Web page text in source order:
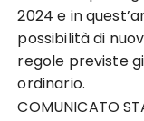
2024 e in
possibilità di
regole previste
ordinario.
COMUNICATO